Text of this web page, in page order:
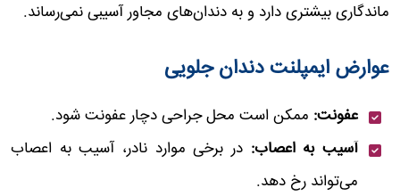
ماندگاری بیشتری دارد و به دندان‌های مجاور آسیبی نمی‌رساند.
عوارض ایمپلنت دندان جلویی
عفونت: ممکن است محل جراحی دچار عفونت شود.
آسیب به اعصاب: در برخی موارد نادر، آسیب به اعصاب
می‌تواند رخ دهد.